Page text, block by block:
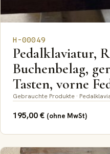
H-00049
Pedalklaviatur,
Buchenbelag,
Tasten, vorne
Gebrauchte Produkte ·
195,00€ (ohne MwSt)